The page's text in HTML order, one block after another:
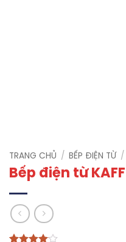
TRANG CHỦ / BẾP ĐIỆN TỪ /
Bếp điện từ